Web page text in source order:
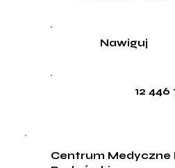
12 446
Nawiguj
Centrum Medyczne